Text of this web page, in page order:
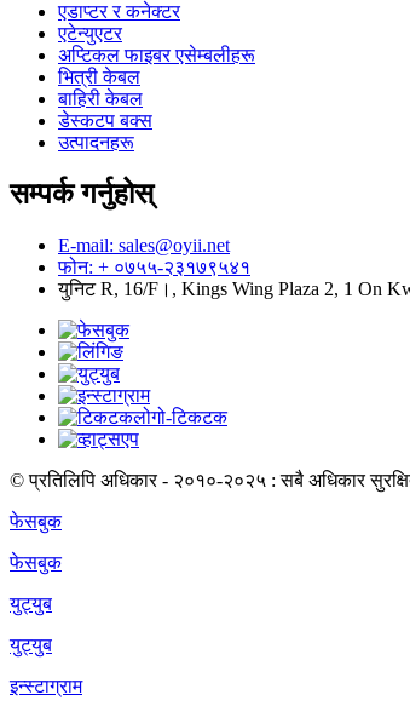
एडाप्टर र कनेक्टर
एटेन्युएटर
अप्टिकल फाइबर एसेम्बलीहरू
भित्री केबल
बाहिरी केबल
डेस्कटप बक्स
उत्पादनहरू
सम्पर्क गर्नुहोस्
E-mail: sales@oyii.net
फोन: + ०७५५-२३१७९५४१
युनिट R, 16/F।, Kings Wing Plaza 2, 1 On
© प्रतिलिपि अधिकार - २०१०-२०२५ : सबै अधिकार
फेसबुक
फेसबुक
युट्युब
युट्युब
इन्स्टाग्राम